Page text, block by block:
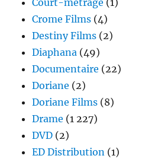
Court-métrage (1)
Crome Films (4)
Destiny Films (2)
Diaphana (49)
Documentaire (22)
Doriane (2)
Doriane Films (8)
Drame (1 227)
DVD (2)
ED Distribution (1)